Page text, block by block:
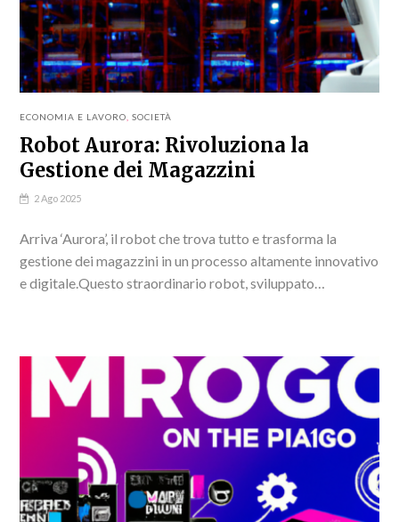
ECONOMIA E LAVORO ,SOCIETÀ
Robot Aurora: Rivoluziona la
Gestione dei Magazzini
2 Ago 2025
Arriva ‘Aurora’, il robot che trova tutto e trasforma la
gestione dei magazzini in un processo altamente innovativo
e digitale.Questo straordinario robot, sviluppato